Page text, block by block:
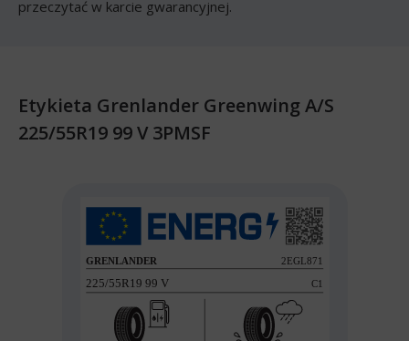
przeczytać w karcie gwarancyjnej.
Etykieta Grenlander Greenwing A/S
225/55R19 99 V 3PMSF